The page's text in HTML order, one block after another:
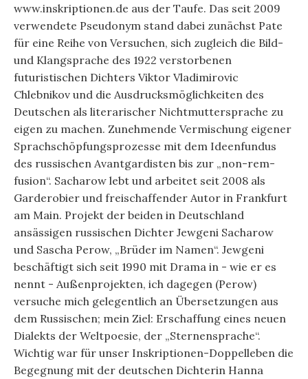
www.inskriptionen.de aus der Taufe. Das seit 2009
verwendete Pseudonym stand dabei zunächst Pate
für eine Reihe von Versuchen, sich zugleich die Bild-
und Klangsprache des 1922 verstorbenen
futuristischen Dichters Viktor Vladimirovic
Chlebnikov und die Ausdrucksmöglichkeiten des
Deutschen als literarischer Nichtmuttersprache zu
eigen zu machen. Zunehmende Vermischung eigener
Sprachschöpfungsprozesse mit dem Ideenfundus
des russischen Avantgardisten bis zur „non-rem-
fusion“. Sacharow lebt und arbeitet seit 2008 als
Garderobier und freischaffender Autor in Frankfurt
am Main. Projekt der beiden in Deutschland
ansässigen russischen Dichter Jewgeni Sacharow
und Sascha Perow, „Brüder im Namen“. Jewgeni
beschäftigt sich seit 1990 mit Drama in - wie er es
nennt - Außenprojekten, ich dagegen (Perow)
versuche mich gelegentlich an Übersetzungen aus
dem Russischen; mein Ziel: Erschaffung eines neuen
Dialekts der Weltpoesie, der „Sternensprache“.
Wichtig war für unser Inskriptionen-Doppelleben die
Begegnung mit der deutschen Dichterin Hanna